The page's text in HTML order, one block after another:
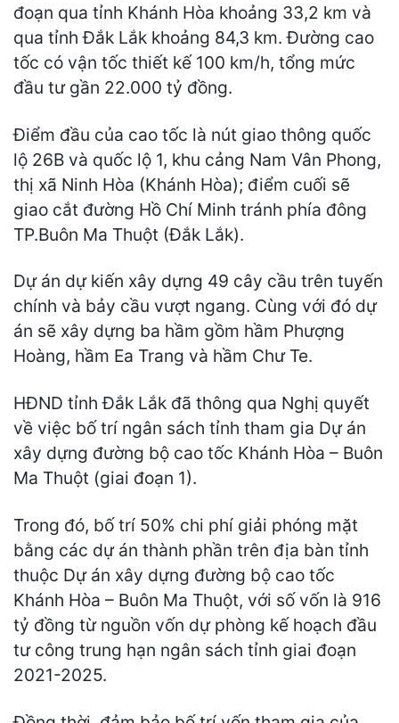
đoạn qua tỉnh Khánh Hòa khoảng 33,2 km và
qua tỉnh Đắk Lắk khoảng 84,3 km. Đường cao
tốc có vận tốc thiết kế 100 km/h, tổng mức
đầu tư gần 22.000 tỷ đồng.
Điểm đầu của cao tốc là nút giao thông quốc
lộ 26B và quốc lộ 1, khu cảng Nam Vân Phong,
thị xã Ninh Hòa (Khánh Hòa); điểm cuối sẽ
giao cắt đường Hồ Chí Minh tránh phía đông
TP.Buôn Ma Thuột (Đắk Lắk).
Dự án dự kiến xây dựng 49 cây cầu trên tuyến
chính và bảy cầu vượt ngang. Cùng với đó dự
án sẽ xây dựng ba hầm gồm hầm Phượng
Hoàng, hầm Ea Trang và hầm Chư Te.
HĐND tỉnh Đắk Lắk đã thông qua Nghị quyết
về việc bố trí ngân sách tỉnh tham gia Dự án
xây dựng đường bộ cao tốc Khánh Hòa – Buôn
Ma Thuột (giai đoạn 1).
Trong đó, bố trí 50% chi phí giải phóng mặt
bằng các dự án thành phần trên địa bàn tỉnh
thuộc Dự án xây dựng đường bộ cao tốc
Khánh Hòa – Buôn Ma Thuột, với số vốn là 916
tỷ đồng từ nguồn vốn dự phòng kế hoạch đầu
tư công trung hạn ngân sách tỉnh giai đoạn
2021-2025.